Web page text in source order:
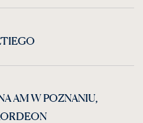
AM W POZNANIU,